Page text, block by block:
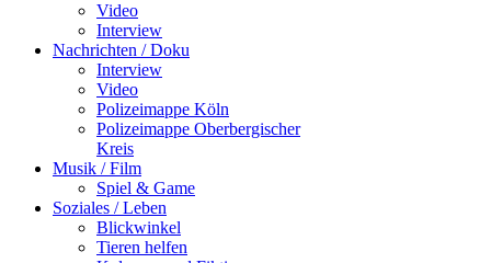
Video
Interview
Nachrichten / Doku
Interview
Video
Polizeimappe Köln
Polizeimappe Oberbergischer
Kreis
Musik / Film
Spiel & Game
Soziales / Leben
Blickwinkel
Tieren helfen